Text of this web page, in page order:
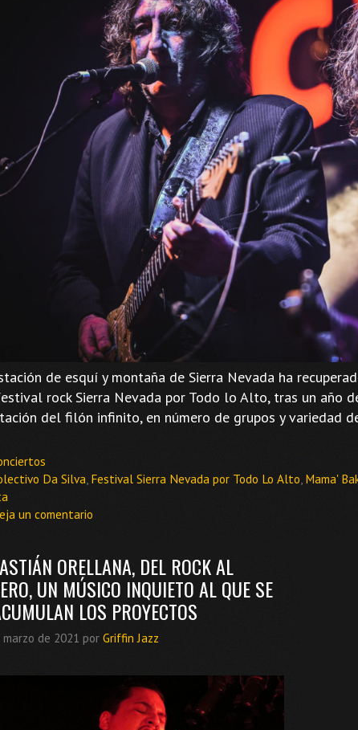
de esquí y montaña de Sierra Nevada ha
rock Sierra Nevada por Todo lo Alto, tras un año
del filón infinito, en número de grupos y variedad
Da Silva, Festival Sierra Nevada por Todo Lo Alto, Mama'
un comentario
ORELLANA, DEL ROCK AL
UN MÚSICO INQUIETO AL QUE SE
LOS PROYECTOS
de 2021 por Griffin Jazz